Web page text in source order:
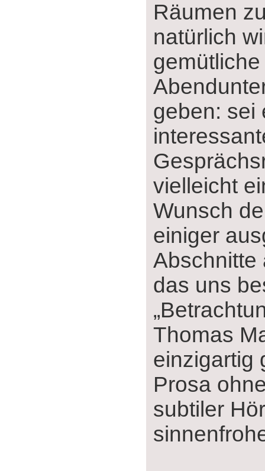
Räumen
natürlich
gemütliche
geben: sei
vielleicht
Wunsch
einiger
Abschnitte
das uns
Thomas
einzigartig
Prosa
subtiler